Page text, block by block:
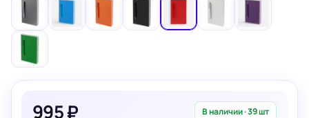
995 ₽ В наличии · 39 шт